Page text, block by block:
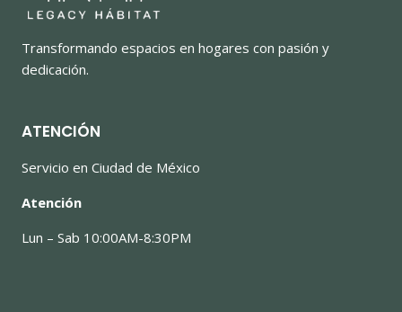
Transformando espacios en hogares con pasión y
dedicación.
ATENCIÓN
Servicio en Ciudad de México
Atención
Lun – Sab 10:00AM-8:30PM